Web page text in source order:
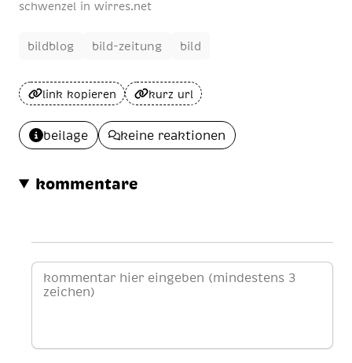
schwenzel in wirres.net
bildblog bild-zeitung bild
link kopieren kurz url
beilage keine reaktionen
kommentare